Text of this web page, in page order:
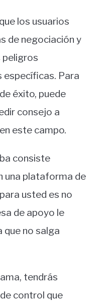
los usuarios
de negociación y
peligros
específicas. Para
éxito, puede
consejo a
este campo.
consiste
una plataforma de
usted es no
de apoyo le
que no salga
tendrás
control que